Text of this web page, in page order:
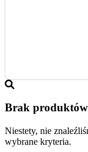
Brak produktów
Niestety, nie
wybrane kryteria.